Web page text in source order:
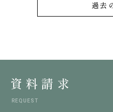
過去
資料請求
REQUEST